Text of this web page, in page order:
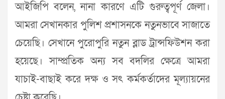
আইজিপি বলেন, নানা কারণে এটি গুরুত্বপূর্ণ জেলা।
আমরা সেখানকার পুলিশ প্রশাসনকে নতুনভাবে সাজাতে
চেয়েছি। সেখানে পুরোপুরি নতুন ব্লাড ট্রান্সফিউশন করা
হয়েছে। সাম্প্রতিক অন্য সব বদলির ক্ষেত্রে আমরা
যাচাই-বাছাই করে দক্ষ ও সৎ কর্মকর্তাদের মূল্যায়নের